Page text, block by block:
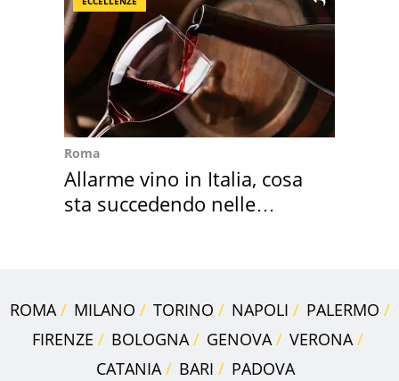
Roma
Allarme vino in Italia, cosa
sta succedendo nelle
ROMA MILANO TORINO NAPOLI
PALERMO
FIRENZE
BOLOGNA GENOVA
VERONA
CATANIA
BARI PADOVA